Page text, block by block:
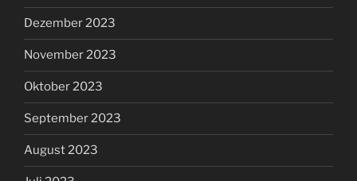
Dezember 2023
November 2023
Oktober 2023
September 2023
August 2023